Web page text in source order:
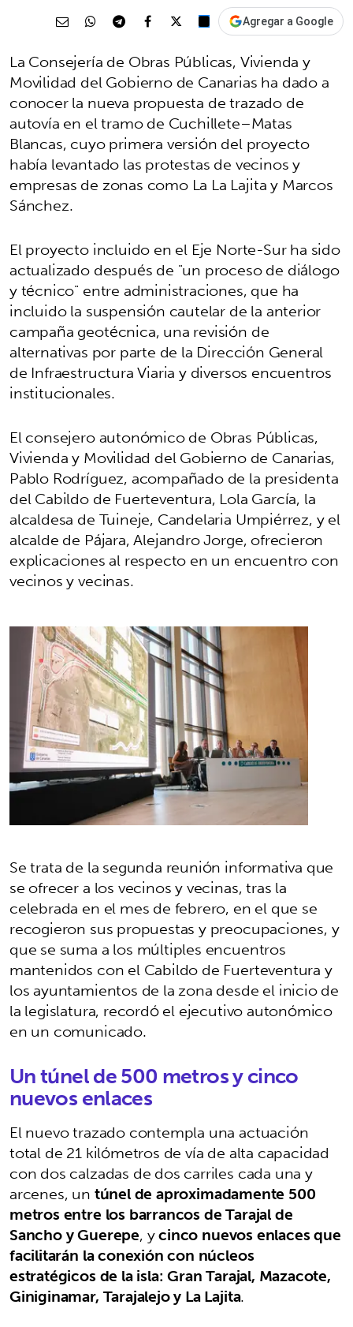
Agregar a Google
La Consejería de Obras Públicas, Vivienda y
Movilidad del Gobierno de Canarias ha dado a
conocer la nueva propuesta de trazado de
autovía en el tramo de Cuchillete–Matas
Blancas, cuyo primera versión del proyecto
había levantado las protestas de vecinos y
empresas de zonas como La La Lajita y Marcos
Sánchez.
El proyecto incluido en el Eje Norte-Sur ha sido
actualizado después de "un proceso de diálogo
y técnico" entre administraciones, que ha
incluido la suspensión cautelar de la anterior
campaña geotécnica, una revisión de
alternativas por parte de la Dirección General
de Infraestructura Viaria y diversos encuentros
institucionales.
El consejero autonómico de Obras Públicas,
Vivienda y Movilidad del Gobierno de Canarias,
Pablo Rodríguez, acompañado de la presidenta
del Cabildo de Fuerteventura, Lola García, la
alcaldesa de Tuineje, Candelaria Umpiérrez, y el
alcalde de Pájara, Alejandro Jorge, ofrecieron
explicaciones al respecto en un encuentro con
vecinos y vecinas.
Se trata de la segunda reunión informativa que
se ofrecer a los vecinos y vecinas, tras la
celebrada en el mes de febrero, en el que se
recogieron sus propuestas y preocupaciones, y
que se suma a los múltiples encuentros
mantenidos con el Cabildo de Fuerteventura y
los ayuntamientos de la zona desde el inicio de
la legislatura, recordó el ejecutivo autonómico
en un comunicado.
Un túnel de 500 metros y cinco
nuevos enlaces
El nuevo trazado contempla una actuación
total de 21 kilómetros de vía de alta capacidad
con dos calzadas de dos carriles cada una y
arcenes, untúnel de aproximadamente 500
metros entre los barrancos de Tarajal de
Sancho y Guerepe, ycinco nuevos enlaces que
facilitarán la conexión con núcleos
estratégicos de la isla: Gran Tarajal, Mazacote,
Giniginamar, Tarajalejo y La Lajita.